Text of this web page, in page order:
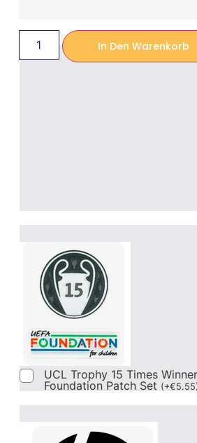
In Den Warenkorb
UCL Trophy 15 Times
Foundation Patch Set (+€5.55